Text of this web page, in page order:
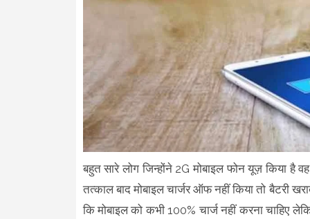
बहुत सारे लोग जिन्होंने 2G मोबाइल फोन यूज़ किया
तत्काल बाद मोबाइल चार्जर ऑफ नहीं किया तो बैटरी
कि मोबाइल को कभी 100% चार्ज नहीं करना चाहिए